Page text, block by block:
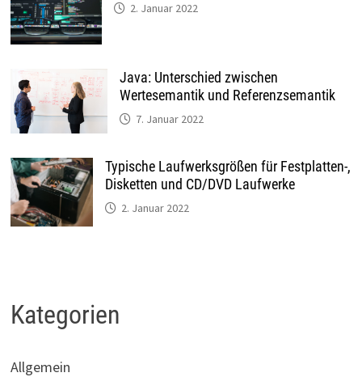
2. Januar 2022
Java: Unterschied zwischen
Wertesemantik und Referenzsemantik
7. Januar 2022
Typische Laufwerksgrößen für Festplatten-,
Disketten und CD/DVD Laufwerke
2. Januar 2022
Kategorien
Allgemein